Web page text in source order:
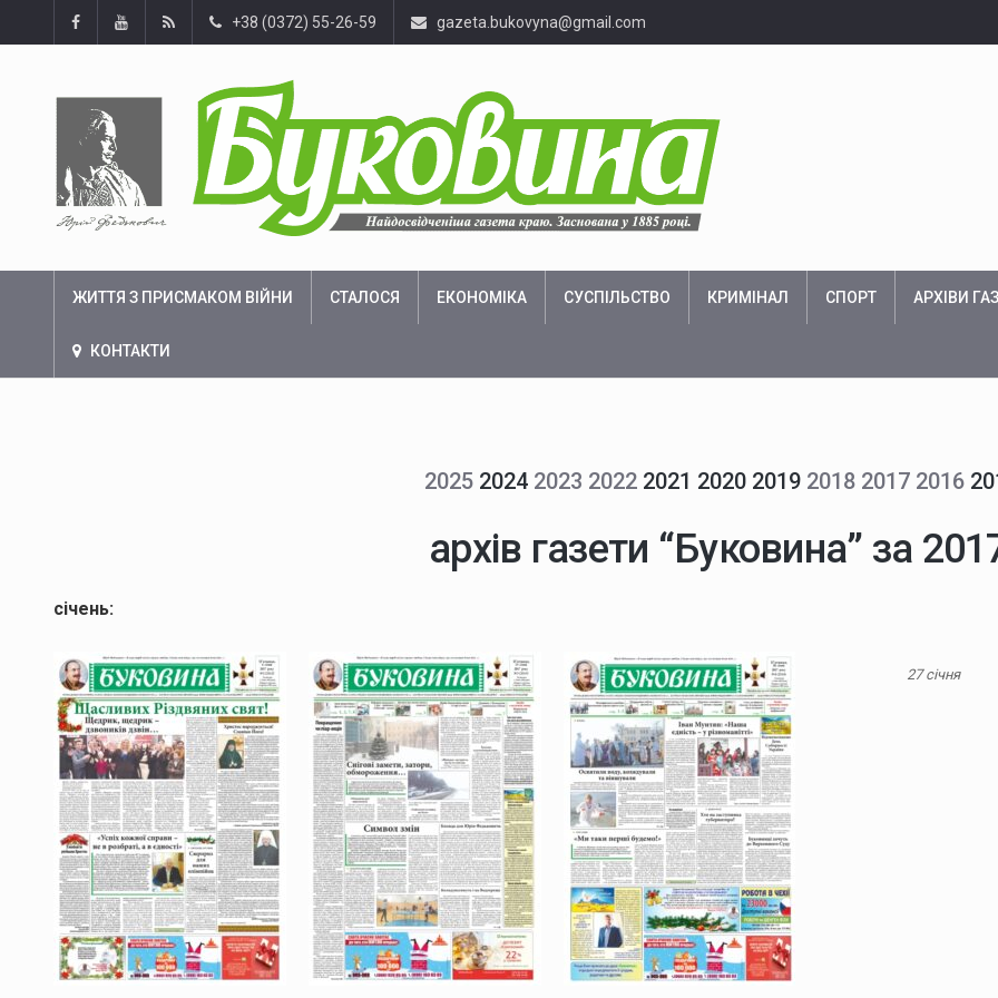
+38 (0372) 55-26-59 gazeta.bukovyna@gmail.com
ЖИТТЯ З ПРИСМАКОМ ВІЙНИ СТАЛОСЯ ЕКОНОМІКА СУСПІЛЬСТВО КРИМІНАЛ СПОРТ АРХІВИ
КОНТАКТИ
20252024 2023 20222021 2020 2019 2018 2017 2016
архів газети “Буковина” за
січень:
27 січня